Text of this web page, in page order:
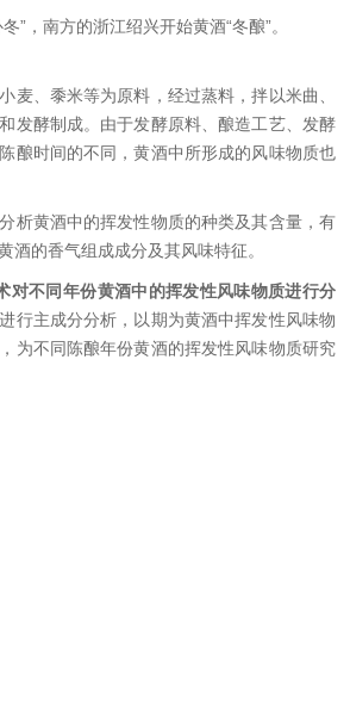
”，南方的浙江绍兴开始黄酒“冬酿”。
麦、黍米等为原料，经过蒸料，拌以米曲、
发酵制成。由于发酵原料、酿造工艺、发酵
酿时间的不同，黄酒中所形成的风味物质也
析黄酒中的挥发性物质的种类及其含量，有
酒的香气组成成分及其风味特征。
对不同年份黄酒中的挥发性风味物质进行分
行主成分分析，以期为黄酒中挥发性风味物
为不同陈酿年份黄酒的挥发性风味物质研究